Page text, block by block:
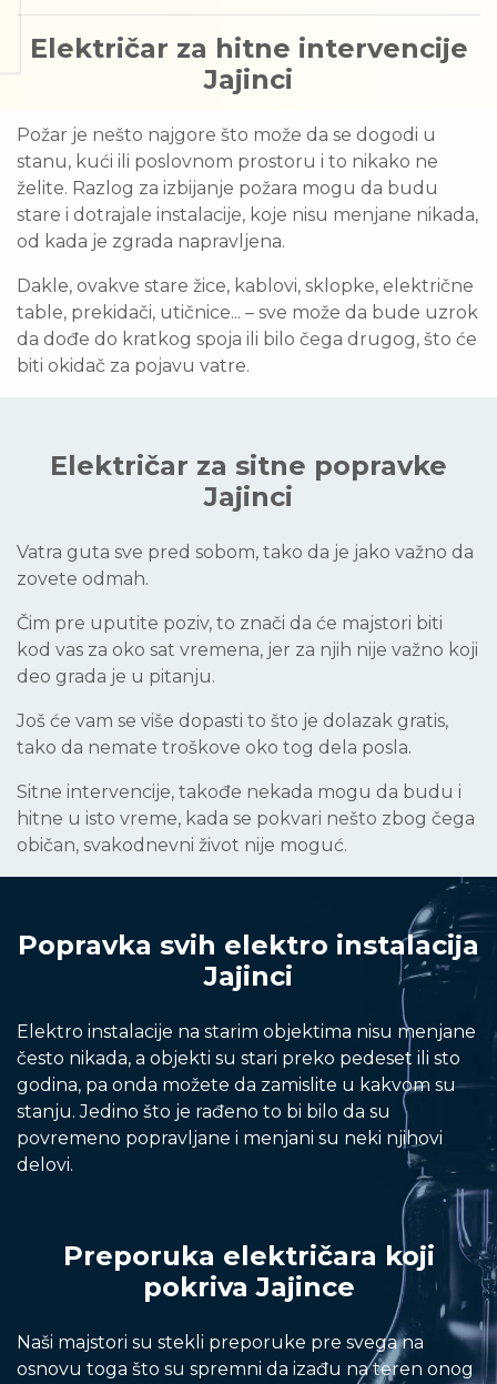
Električar za hitne intervencije
Jajinci
Požar je nešto najgore što može da se dogodi u
stanu, kući ili poslovnom prostoru i to nikako ne
želite. Razlog za izbijanje požara mogu da budu
stare i dotrajale instalacije, koje nisu menjane nikada,
od kada je zgrada napravljena.
Dakle, ovakve stare žice, kablovi, sklopke, električne
table, prekidači, utičnice... – sve može da bude uzrok
da dođe do kratkog spoja ili bilo čega drugog, što će
biti okidač za pojavu vatre.
Električar za sitne popravke
Jajinci
Vatra guta sve pred sobom, tako da je jako važno da
zovete odmah.
Čim pre uputite poziv, to znači da će majstori biti
kod vas za oko sat vremena, jer za njih nije važno koji
deo grada je u pitanju.
Još će vam se više dopasti to što je dolazak gratis,
tako da nemate troškove oko tog dela posla.
Sitne intervencije, takođe nekada mogu da budu i
hitne u isto vreme, kada se pokvari nešto zbog čega
običan, svakodnevni život nije moguć.
Popravka svih elektro instalacija
Jajinci
Elektro instalacije na starim objektima nisu menjane
često nikada, a objekti su stari preko pedeset ili sto
godina, pa onda možete da zamislite u kakvom su
stanju. Jedino što je rađeno to bi bilo da su
povremeno popravljane i menjani su neki njihovi
delovi.
Preporuka električara koji
pokriva Jajince
Naši majstori su stekli preporuke pre svega na
osnovu toga što su spremni da izađu na teren onog